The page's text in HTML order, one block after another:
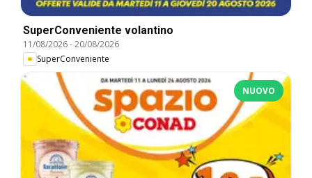
SuperConveniente volantino
11/08/2026-20/08/2026
SuperConveniente
NUOVO